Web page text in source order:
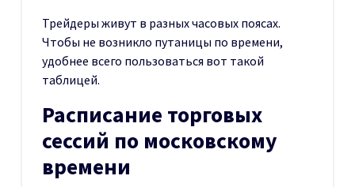
Трейдеры живут в разных часовых поясах.
Чтобы не возникло путаницы по времени,
удобнее всего пользоваться вот такой
таблицей.
Расписание торговых
сессий по московскому
времени